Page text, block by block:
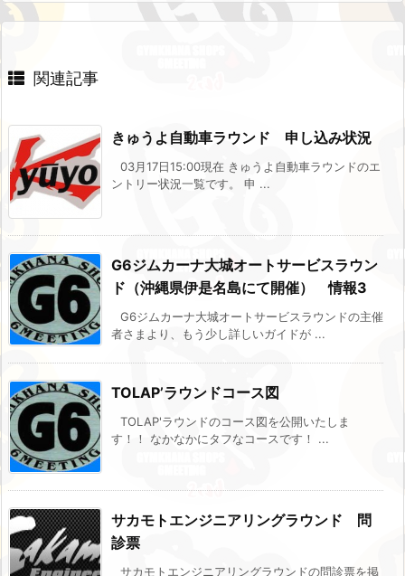
関連記事
きゅうよ自動車ラウンド 申し込み状況
03月17日15:00現在 きゅうよ自動車ラウンドのエ
ントリー状況一覧です。 申 ...
G6ジムカーナ大城オートサービスラウン
ド（沖縄県伊是名島にて開催） 情報3
G6ジムカーナ大城オートサービスラウンドの主催
者さまより、もう少し詳しいガイドが ...
TOLAP’ラウンドコース図
TOLAP'ラウンドのコース図を公開いたしま
す！！ なかなかにタフなコースです！ ...
サカモトエンジニアリングラウンド 問
診票
サカモトエンジニアリングラウンドの問診票を掲